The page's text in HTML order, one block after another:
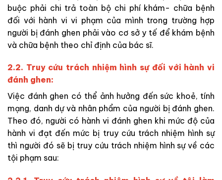
buộc phải chi trả toàn bộ chi phí khám- chữa bệnh
đối với hành vi vi phạm của mình trong trường hợp
người bị đánh ghen phải vào cơ sở y tế để khám bệnh
và chữa bệnh theo chỉ định của bác sĩ.
2.2. Truy cứu trách nhiệm hình sự đối với hành vi
đánh ghen:
Việc đánh ghen có thể ảnh hưởng đến sức khoẻ, tính
mạng, danh dự và nhân phẩm của người bị đánh ghen.
Theo đó, người có hành vi đánh ghen khi mức độ của
hành vi đạt đến mức bị truy cứu trách nhiệm hình sự
thì người đó sẽ bị truy cứu trách nhiệm hình sự về các
tội phạm sau: